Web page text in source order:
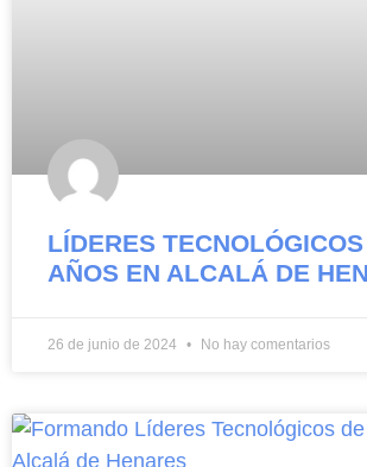
LÍDERES
AÑOS EN ALCALÁ DE
26 de junio de 2024 No hay comentarios